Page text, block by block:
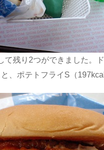
て残り2つができました。
と、ポテトフライS（